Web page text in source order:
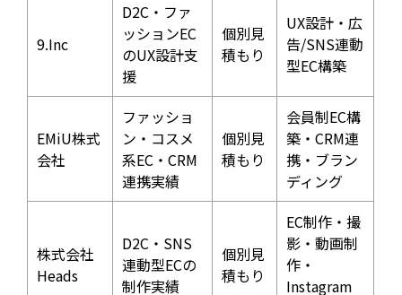
9.Inc
D2C・ファ
ッションEC
のUX設計支
援
個別見
積もり
UX設計・広
告/SNS連動
型EC構築
EMiU株式
会社
ファッショ
ン・コスメ
系EC・CRM
連携実績
個別見
積もり
会員制EC構
築・CRM連
携・ブラン
ディング
株式会社
Heads
D2C・SNS
連動型ECの
制作実績
個別見
積もり
EC制作・撮
影・動画制
作・
Instagram